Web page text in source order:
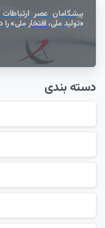
پیشگامان عصر
«تولید ملی، افتخار ملی»
دسته بندی